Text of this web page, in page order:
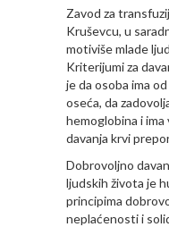
Zavod za
Kruševcu, u
motiviše mlade
Kriterijumi za
je da osoba ima
oseća, da
hemoglobina i ima
davanja krvi
Dobrovoljno
ljudskih života je
principima
neplaćenosti i